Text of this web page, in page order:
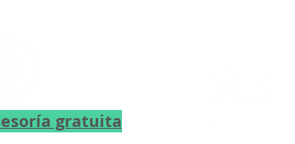
gratuita